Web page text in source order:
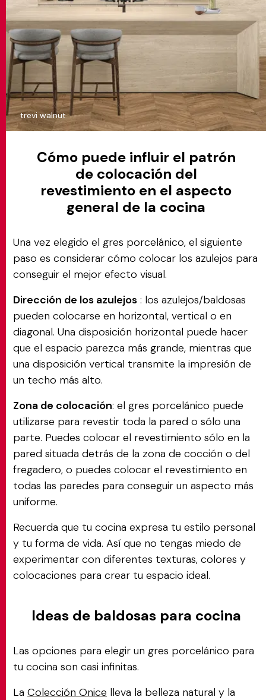
trevi walnut
Cómo puede influir el patrón
de colocación del
revestimiento en el aspecto
general de la cocina
Una vez elegido el gres porcelánico, el siguiente
paso es considerar cómo colocar los azulejos para
conseguir el mejor efecto visual.
Dirección de los azulejos : los azulejos/baldosas
pueden colocarse en horizontal, vertical o en
diagonal. Una disposición horizontal puede hacer
que el espacio parezca más grande, mientras que
una disposición vertical transmite la impresión de
un techo más alto.
Zona de colocación: el gres porcelánico puede
utilizarse para revestir toda la pared o sólo una
parte. Puedes colocar el revestimiento sólo en la
pared situada detrás de la zona de cocción o del
fregadero, o puedes colocar el revestimiento en
todas las paredes para conseguir un aspecto más
uniforme.
Recuerda que tu cocina expresa tu estilo personal
y tu forma de vida. Así que no tengas miedo de
experimentar con diferentes texturas, colores y
colocaciones para crear tu espacio ideal.
Ideas de baldosas para cocina
Las opciones para elegir un gres porcelánico para
tu cocina son casi infinitas.
La Colección Onice lleva la belleza natural y la